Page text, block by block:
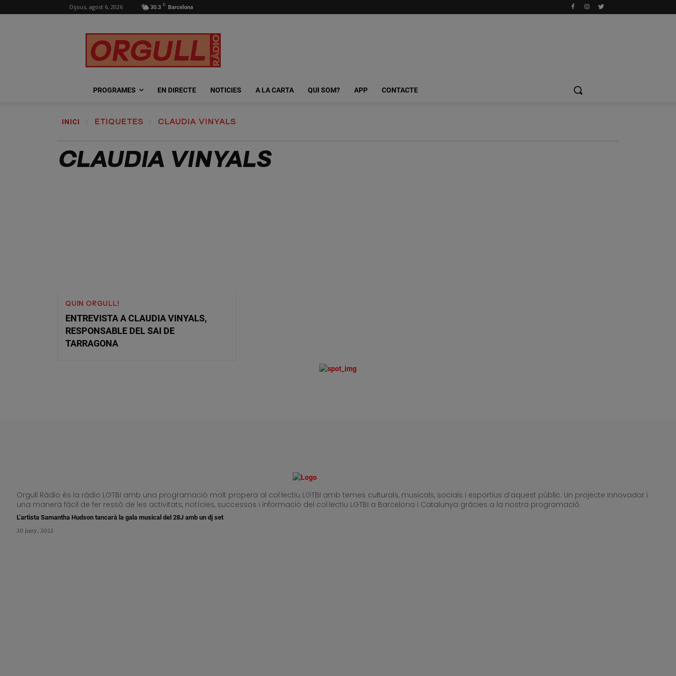
Dijous, agost 6, 2026 30.3 C Barcelona
PROGRAMES EN DIRECTE NOTICIES A LA CARTA QUI SOM? APP CONTACTE
INICI ETIQUETES CLAUDIA VINYALS
CLAUDIA VINYALS
QUIN ORGULL!
ENTREVISTA A CLAUDIA VINYALS,
RESPONSABLE DEL SAI DE
TARRAGONA
Orgull Ràdio és la ràdio LGTBI amb una programació molt propera al col·lectiu LGTBI amb temes culturals, musicals, socials i esportius d’aquest públic. Un projecte innovador i
una manera fàcil de fer ressò de les activitats, notícies, successos i informació del col·lectiu LGTBI a Barcelona i Catalunya gràcies a la nostra programació.
L’artista Samantha Hudson tancarà la gala musical del 28J amb un dj set
20 juny, 2022